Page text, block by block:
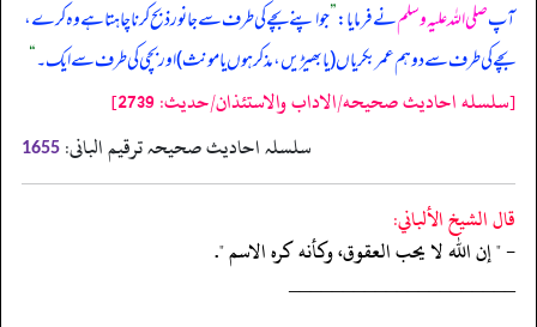
آپصلی اللہ علیہ وسلمنے فرمایا:”جو اپنے بچے کی طرف سے جانور ذبح کرنا چاہتا ہے وہ کرے،
بچے کی طرف سے دو ہم عمر بکریاں (‏‏‏‏یا بھیڑیں، مذکر ہوں یا مونث) اور بچی کی طرف سے ایک۔“
[سلسله احاديث صحيحه/الاداب والاستئذان/حدیث: 2739]
سلسلہ احادیث صحیحہ ترقیم البانی: 1655
قال الشيخ الألباني:
- " إن الله لا يحب العقوق، وكأنه كره الاسم ".
‏‏‏‏_____________________